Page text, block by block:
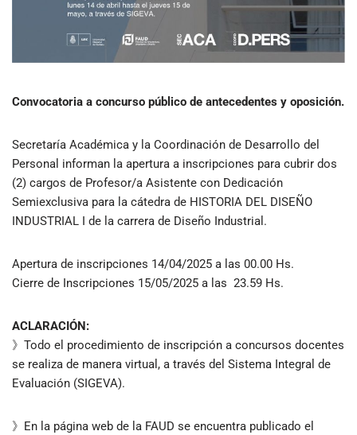
Convocatoria a concurso público de antecedentes y oposición.
Secretaría Académica y la Coordinación de Desarrollo del
Personal informan la apertura a inscripciones para cubrir dos
(2) cargos de Profesor/a Asistente con Dedicación
Semiexclusiva para la cátedra de HISTORIA DEL DISEÑO
INDUSTRIAL I de la carrera de Diseño Industrial.
Apertura de inscripciones 14/04/2025 a las 00.00 Hs.
Cierre de Inscripciones 15/05/2025 a las 23.59 Hs.
ACLARACIÓN:
》Todo el procedimiento de inscripción a concursos docentes
se realiza de manera virtual, a través del Sistema Integral de
Evaluación (SIGEVA).
》En la página web de la FAUD se encuentra publicado el